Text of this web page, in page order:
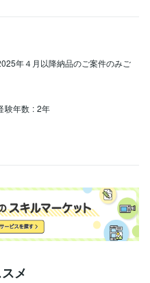
年４月以降納品のご案件のみご
験年数 : 2年
~ 現在
シート:4年Google スライド:4年
メ